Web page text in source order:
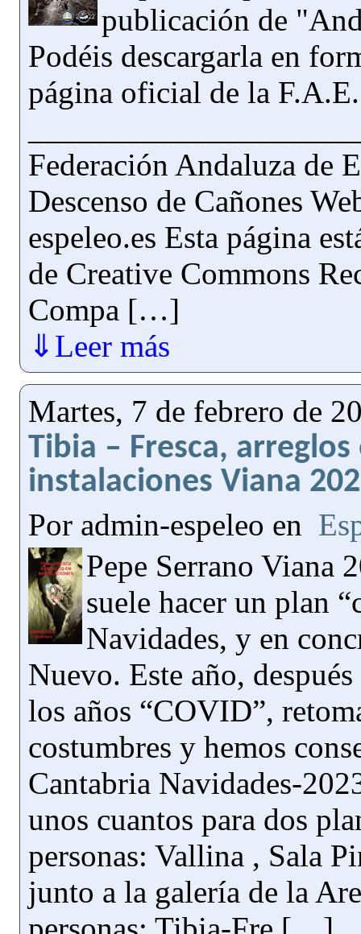
publicación de
Podéis descargarla en
página oficial de la
Federación Andaluza de
Descenso de Cañones
espeleo.es Esta página
de Creative Commons
Compa […]
⇓Leer más
Martes, 7 de febrero de
Tibia – Fresca, arreglos
instalaciones Viana
Por admin-espeleo en
Pepe Serrano Viana
suele hacer un plan
Navidades, y en
Nuevo. Este año,
los años “COVID”,
costumbres y hemos
Cantabria Navidades-
unos cuantos para dos
personas: Vallina , Sala
junto a la galería de la